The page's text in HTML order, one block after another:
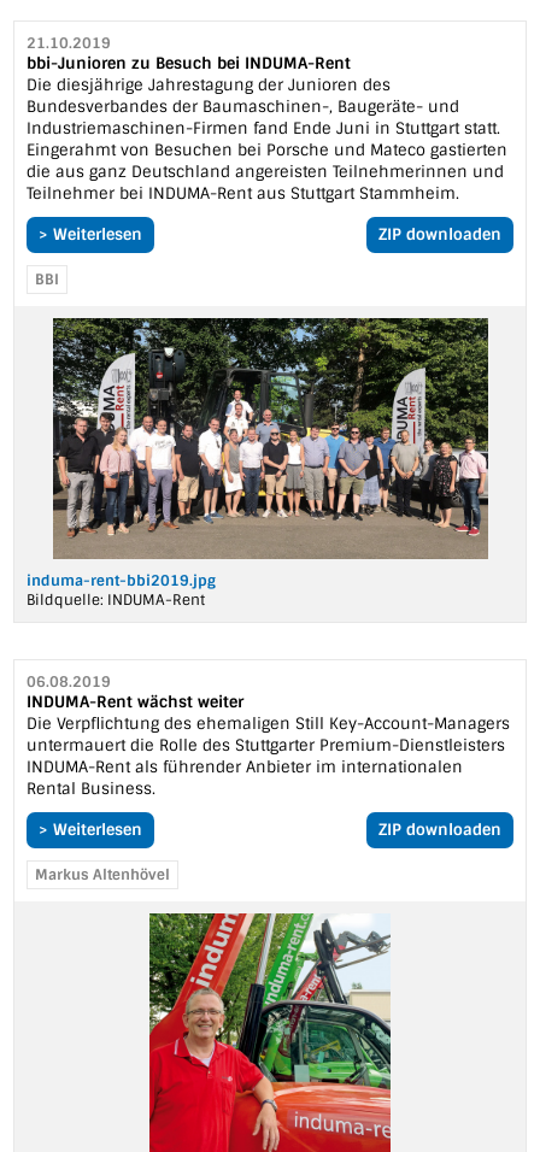
21.10.2019
bbi-Junioren zu Besuch bei INDUMA-Rent
Die diesjährige Jahrestagung der Junioren des
Bundesverbandes der Baumaschinen-, Baugeräte- und
Industriemaschinen-Firmen fand Ende Juni in Stuttgart statt.
Eingerahmt von Besuchen bei Porsche und Mateco gastierten
die aus ganz Deutschland angereisten Teilnehmerinnen und
Teilnehmer bei INDUMA-Rent aus Stuttgart Stammheim.
> Weiterlesen
ZIP downloaden
BBI
induma-rent-bbi2019.jpg
Bildquelle: INDUMA-Rent
06.08.2019
INDUMA-Rent wächst weiter
Die Verpflichtung des ehemaligen Still Key-Account-Managers
untermauert die Rolle des Stuttgarter Premium-Dienstleisters
INDUMA-Rent als führender Anbieter im internationalen
Rental Business.
> Weiterlesen
ZIP downloaden
Markus Altenhövel